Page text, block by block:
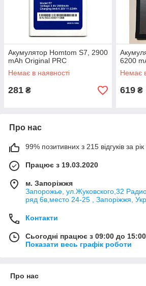
Акумулятор Homtom S7, 2900
mAh Original PRC
Немає в наявності
281 ₴
6200
Немає
619 ₴
Про нас
99% позитивних з 215 відгуків за рік
Працює з 19.03.2020
м. Запоріжжя
Запорожье, ул.Жуковского,32
ряд 6в,место 24-25 , Запоріжжя,
Контакти
Сьогодні працює з 09:00 до 15:00
Показати весь графік роботи
Про нас